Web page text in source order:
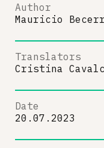
Author
Mauricio
Translators
Cristina
Date
20.07.2023